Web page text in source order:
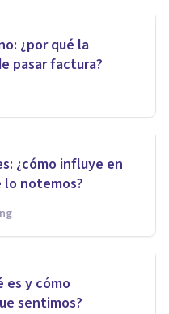
¿por qué la
pasar factura?
¿cómo influye en
lo notemos?
es y cómo
sentimos?